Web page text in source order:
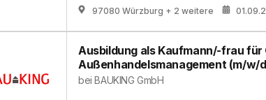
97080 Würzburg + 2 weitere
Ausbildung als Kaufmann/-frau für
Außenhandelsmanagement (m/w/
beiBAUKING GmbH